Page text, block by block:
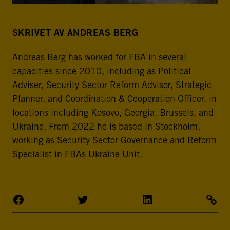
SKRIVET AV ANDREAS BERG
Andreas Berg has worked for FBA in several
capacities since 2010, including as Political
Adviser, Security Sector Reform Advisor, Strategic
Planner, and Coordination & Cooperation Officer, in
locations including Kosovo, Georgia, Brussels, and
Ukraine. From 2022 he is based in Stockholm,
working as Security Sector Governance and Reform
Specialist in FBAs Ukraine Unit.